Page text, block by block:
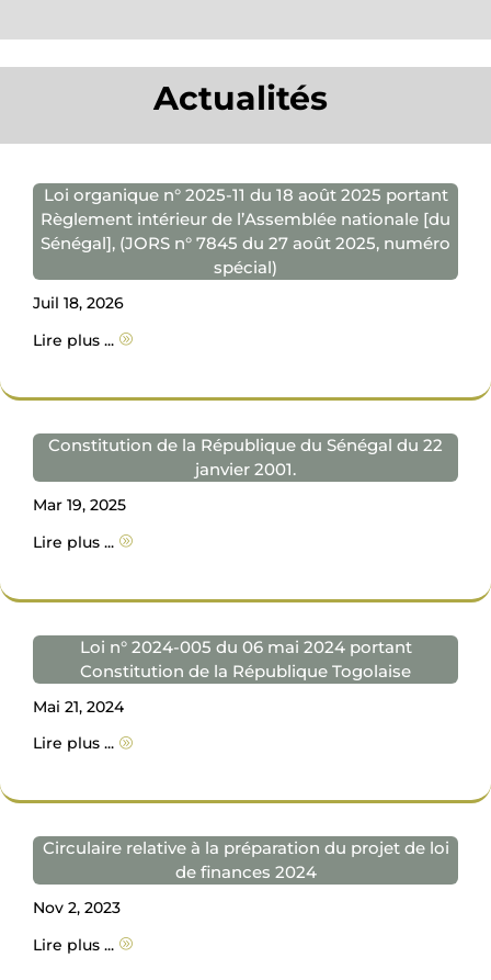
Actualités
Loi organique n° 2025-11 du 18 août 2025 portant
Règlement intérieur de l’Assemblée nationale [du
Sénégal], (JORS n° 7845 du 27 août 2025, numéro
spécial)
Juil 18, 2026
Lire plus ... A
Constitution de la République du Sénégal du 22
janvier 2001.
Mar 19, 2025
Lire plus ... A
Loi n° 2024-005 du 06 mai 2024 portant
Constitution de la République Togolaise
Mai 21, 2024
Lire plus ... A
Circulaire relative à la préparation du projet de loi
de finances 2024
Nov 2, 2023
Lire plus ... A